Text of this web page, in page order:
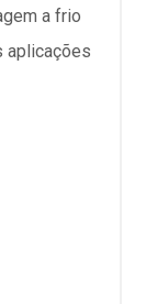
a frio
aplicações